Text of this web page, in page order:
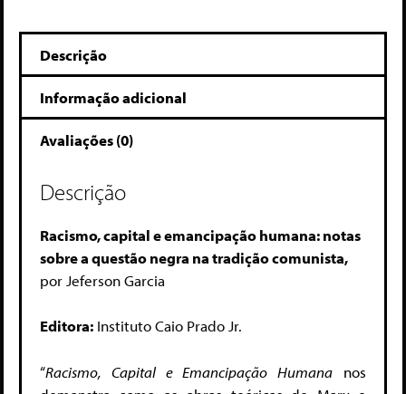
Descrição
Informação adicional
Avaliações (0)
Descrição
Racismo, capital e emancipação humana: notas
sobre a questão negra na tradição comunista,
por Jeferson Garcia
Editora: Instituto Caio Prado Jr.
“Racismo, Capital e Emancipação Humana nos